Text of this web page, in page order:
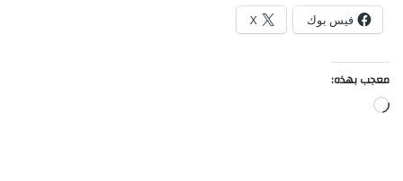
فيس بوك X
معجب بهذه:
جاري